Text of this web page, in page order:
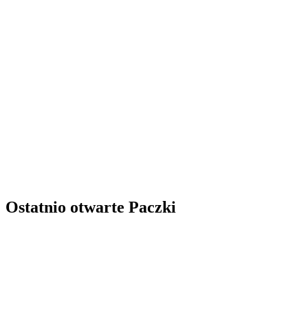
Ostatnio otwarte Paczki